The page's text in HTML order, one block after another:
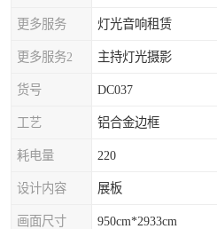
更多服务 灯光音响租赁
更多服务2 主持灯光摄影
货号 DC037
工艺 铝合金边框
耗电量 220
设计内容 展板
画面尺寸 950cm*2933cm